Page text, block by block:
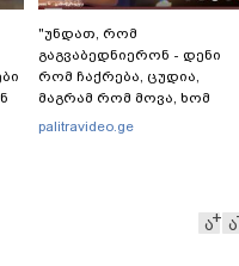
"უნდათ, რომ
გაგვაბედნიერონ - დენი
რომ ჩაქრება, ცუდია,
მაგრამ რომ მოვა, ხომ
გაგვეხარდება“ -
palitravideo.ge
ა ა